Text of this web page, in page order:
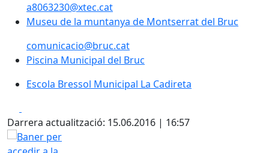
a8063230@xtec.cat
Museu de la muntanya de Montserrat del Bruc
comunicacio@bruc.cat
Piscina Municipal del Bruc
Escola Bressol Municipal La Cadireta
Darrera actualització: 15.06.2016 | 16:57